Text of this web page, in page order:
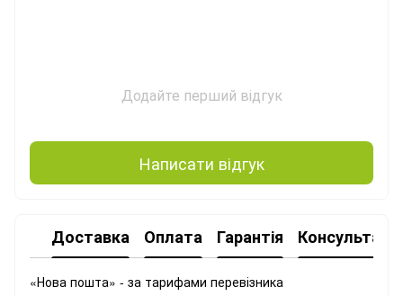
Додайте перший відгук
Написати відгук
Доставка Оплата Гарантія Консультація
«Нова пошта» - за тарифами перевізника